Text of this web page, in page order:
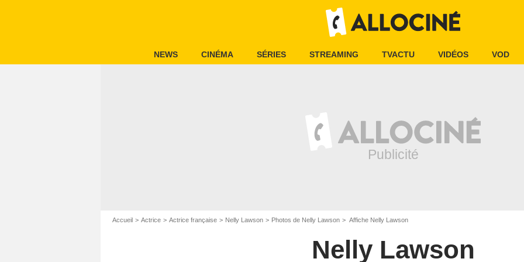
NEWS CINÉMA SÉRIES STREAMING TVACTU VIDÉOS VOD
Accueil Actrice Actrice française Nelly Lawson Photos de Nelly Lawson Affiche Nelly Lawson
Nelly Lawson